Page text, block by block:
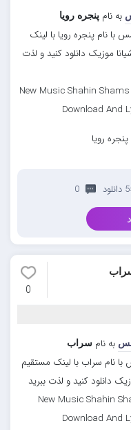
به نام پنجره رویا
نام پنجره رویا با لینک
موزیک دانلود کنید و لذت
New Music Shahin
Download And
0
0
به نامسراب
نام سراب با لینک مستقیم
دانلود کنید و لذت ببرید
New Music Shahin
Download And